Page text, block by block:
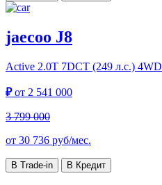
jaecoo J8
Active 2.0T 7DCT (249 л.с.) 4WD
₽от 2 541 000
3 799 000
от 30 736 руб/мес.
В Trade-in В Кредит